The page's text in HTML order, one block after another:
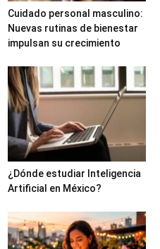
Cuidado personal masculino:
Nuevas rutinas de bienestar
impulsan su crecimiento
¿Dónde estudiar Inteligencia
Artificial en México?